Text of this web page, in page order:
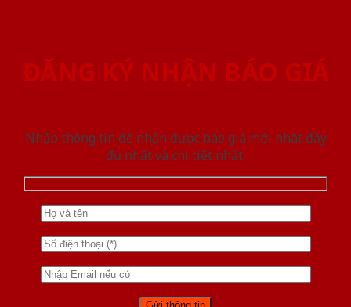
ĐĂNG KÝ NHẬN BÁO GIÁ
Nhập thông tin để nhận được báo giá mới nhât đầy
đủ nhất và chi tiết nhất.